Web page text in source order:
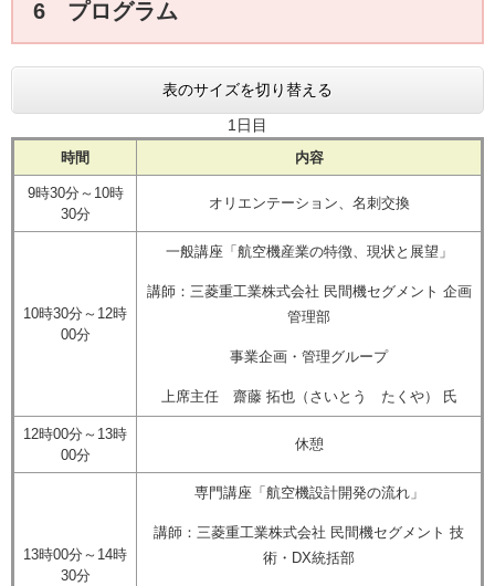
6 プログラム
表のサイズを切り替える
1日目
時間 内容
9時30分～10時
30分
オリエンテーション、名刺交換
10時30分～12時
00分
一般講座「航空機産業の特徴、現状と展望」
講師：三菱重工業株式会社 民間機セグメント 企画
管理部
事業企画・管理グループ
上席主任 齋藤 拓也（さいとう たくや） 氏
12時00分～13時
00分
休憩
13時00分～14時
30分
専門講座「航空機設計開発の流れ」
講師：三菱重工業株式会社 民間機セグメント 技
術・DX統括部